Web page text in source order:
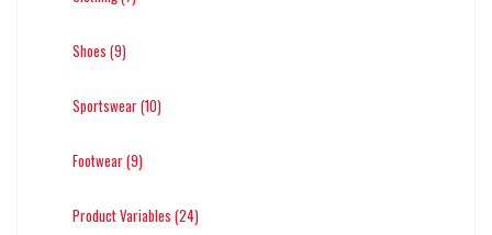
Shoes (9)
Sportswear (10)
Footwear (9)
Product Variables (24)